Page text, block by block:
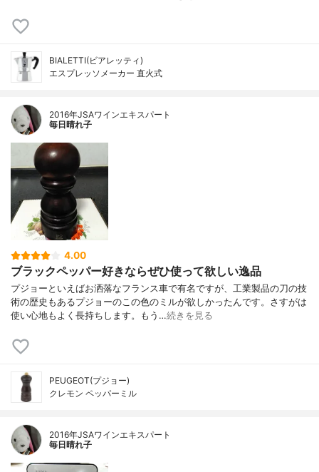
BIALETTI(ビアレッティ)
エスプレッソメーカー 直火式
2016年JSAワインエキスパート
毎日晴れ子
4.00
ブラックペッパー好きならぜひ使って欲しい逸品
プジョーといえばお洒落なフランス車で有名ですが、工業製品の刀の技
術の歴史もあるプジョーのこの色のミルが欲しかったんです。さすがは
使い心地もよく長持ちします。もう…続きを見る
PEUGEOT(プジョー)
クレモン ペッパーミル
2016年JSAワインエキスパート
毎日晴れ子